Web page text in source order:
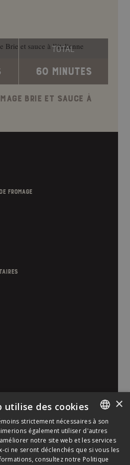
TOTAL
60 MINUTES
BRIE ET SAUCE À
FROMAGE
ENGLISH
FRENCH
×
utilise des cookies
strictement nécessaires à son
également utiliser d'autres
notre site web et les services
ci ne seront déclenchés que si vous les
consultez notre Politique